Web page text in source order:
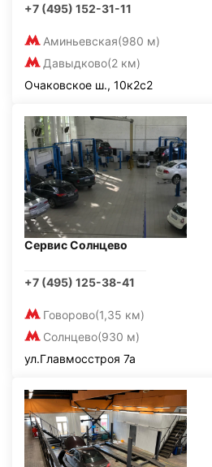
+7 (495) 152-31-11
Аминьевская(980 м)
Давыдково(2 км)
Очаковское ш., 10к2с2
Сервис Солнцево
+7 (495) 125-38-41
Говорово(1,35 км)
Солнцево(930 м)
ул.Главмосстроя 7а